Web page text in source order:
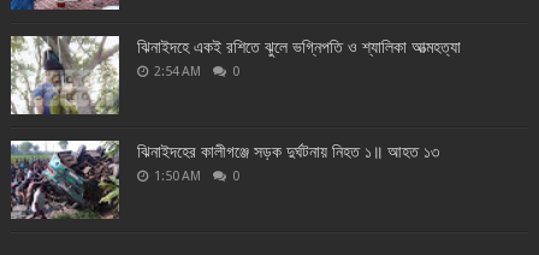
ঝিনাইদহে একই রশিতে ঝুলে ভগ্নিপতি ও শ্যালিকা আত্মহত্যা
2:54 AM 0
ঝিনাইদহের কালীগঞ্জে সড়ক দুর্ঘটনায় নিহত ১॥ আহত ১৩
1:50 AM 0